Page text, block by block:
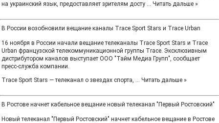
на украинский язык, предоставляет зрителям досту ... Читать дальше »
В России возобновили вещание каналы Trace Sport Stars и Trace Urban
16 ноября в России начали вещание телеканалы Trace Sport Stars и Trace
Urban французской телекоммуникационной группы Trace. Эксклюзивным
дистрибутором каналов выступает ООО "Тайм Медиа Групп", сообщает
пресс-служба компании.
Trace Sport Stars — телеканал о звездах спорта, ... Читать дальше »
В Ростове начнет кабельное вещание новый телеканал "Первый Ростовский"
Новый телеканал "Первый Ростовский" начнет кабельное вещание в Ростове